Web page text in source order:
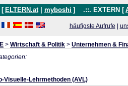
[ ELTERN.at myboshi ] .::. EXTERN [
häufigste Aufrufe
> Wirtschaft & Politik > Unternehmen &
Visuelle-Lehrmethoden (AVL)